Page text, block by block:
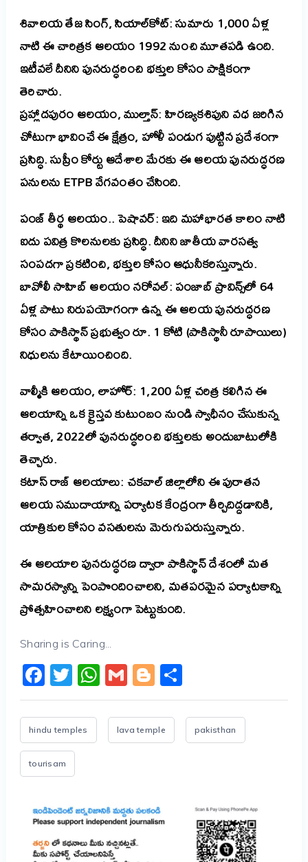
శివాలయ తేజ సింగ్, సియాల్‌కోట్: సుమారు 1,000 ఏళ్ల
నాటి ఈ చారిత్రక ఆలయం 1992 నుంచి మూతపడి ఉంది.
ఇటీవలే దీనిని పునరుద్ధరించి భక్తుల కోసం పాక్షికంగా
తెరిచారు.
ప్రహ్లాదపురం ఆలయం, ముల్తాన్: హిరణ్యకశిపుని వధ జరిగిన
చోటుగా భావించే ఈ క్షేత్రం, హోళీ పండుగ పుట్టిన ప్రదేశంగా
ప్రసిద్ధి. సుప్రీం కోర్టు ఆదేశాల మేరకు ఈ ఆలయ పునరుద్ధరణ
పనులను ETPB వేగవంతం చేసింది.
పంజ్ తీర్థ ఆలయం.. పెషావర్: ఇది మహాభారత కాలం నాటి
ఐదు పవిత్ర కొలనులకు ప్రసిద్ధి. దీనిని జాతీయ వారసత్వ
సంపదగా ప్రకటించి, భక్తుల కోసం ఆధునీకరిస్తున్నారు.
బావోలీ సాహిబ్ ఆలయం నరోవల్: పంజాబ్ ప్రావిన్స్‌లో 64
ఏళ్ల పాటు నిరుపయోగంగా ఉన్న ఈ ఆలయ పునరుద్ధరణ
కోసం పాకిస్థాన్ ప్రభుత్వం రూ. 1 కోటి (పాకిస్థానీ రూపాయిలు)
నిధులను కేటాయించింది.
వాల్మీకి ఆలయం, లాహోర్: 1,200 ఏళ్ల చరిత్ర కలిగిన ఈ
ఆలయాన్ని ఒక క్రైస్తవ కుటుంబం నుండి స్వాధీనం చేసుకున్న
తర్వాత, 2022లో పునరుద్ధరించి భక్తులకు అందుబాటులోకి
తెచ్చారు.
కటాస్ రాజ్ ఆలయాలు: చకవాల్ జిల్లాలోని ఈ పురాతన
ఆలయ సముదాయాన్ని పర్యాటక కేంద్రంగా తీర్చిదిద్దడానికి,
యాత్రికుల కోసం వసతులను మెరుగుపరుస్తున్నారు.
ఈ ఆలయాల పునరుద్ధరణ ద్వారా పాకిస్థాన్ దేశంలో మత
సామరస్యాన్ని పెంపొందించాలని, మతపరమైన పర్యాటకాన్ని
ప్రోత్సహించాలని లక్ష్యంగా పెట్టుకుంది.
Sharing is Caring...
Facebook
Twitter
WhatsApp
GmailBlogger
Share
hindu temples lava temple pakisthan
tourisam